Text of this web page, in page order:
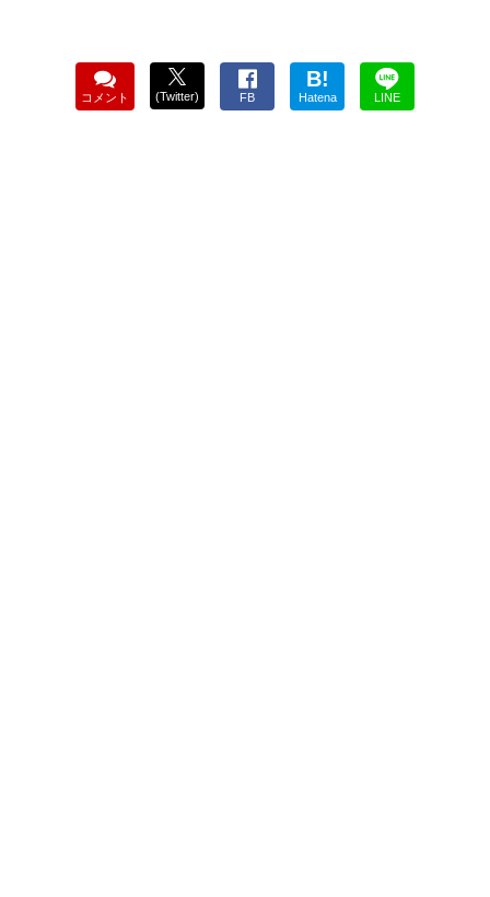
コメント (Twitter) FB
B!
Hatena LINE